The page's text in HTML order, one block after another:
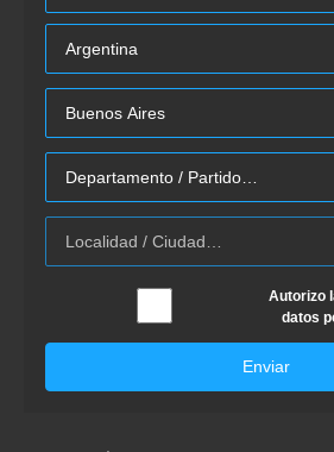
Autorizo
datos
Enviar